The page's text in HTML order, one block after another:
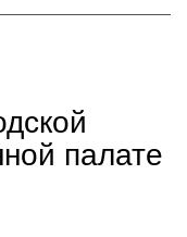
палате